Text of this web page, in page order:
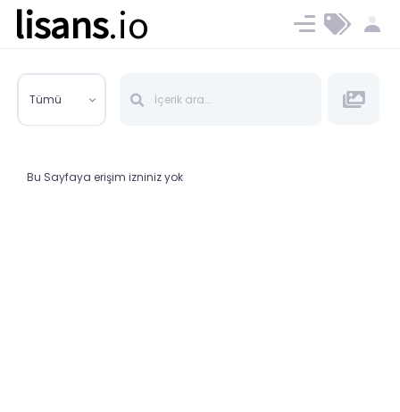
lisans.io Ücret ve Planlar
Tümü
Bu Sayfaya erişim izniniz yok